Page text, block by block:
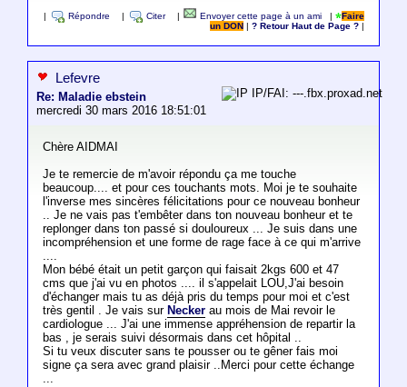
Répondre Citer Envoyer cette page à un ami |
Faire
un DON
|? Retour Haut de Page ?
Lefevre
Re: Maladie ebstein
mercredi 30 mars 2016 18:51:01
IP/FAI: ---.fbx.proxad.net
Chère AIDMAI
Je te remercie de m'avoir répondu ça me touche
beaucoup.... et pour ces touchants mots. Moi je te souhaite
l'inverse mes sincères félicitations pour ce nouveau bonheur
.. Je ne vais pas t'embêter dans ton nouveau bonheur et te
replonger dans ton passé si douloureux ... Je suis dans une
incompréhension et une forme de rage face à ce qui m'arrive
....
Mon bébé était un petit garçon qui faisait 2kgs 600 et 47
cms que j'ai vu en photos .... il s'appelait LOU,J'ai besoin
d'échanger mais tu as déjà pris du temps pour moi et c'est
très gentil . Je vais sur Neckerau mois de Mai revoir le
cardiologue ... J'ai une immense appréhension de repartir la
bas , je serais suivi désormais dans cet hôpital ..
Si tu veux discuter sans te pousser ou te gêner fais moi
signe ça sera avec grand plaisir ..Merci pour cette échange
...